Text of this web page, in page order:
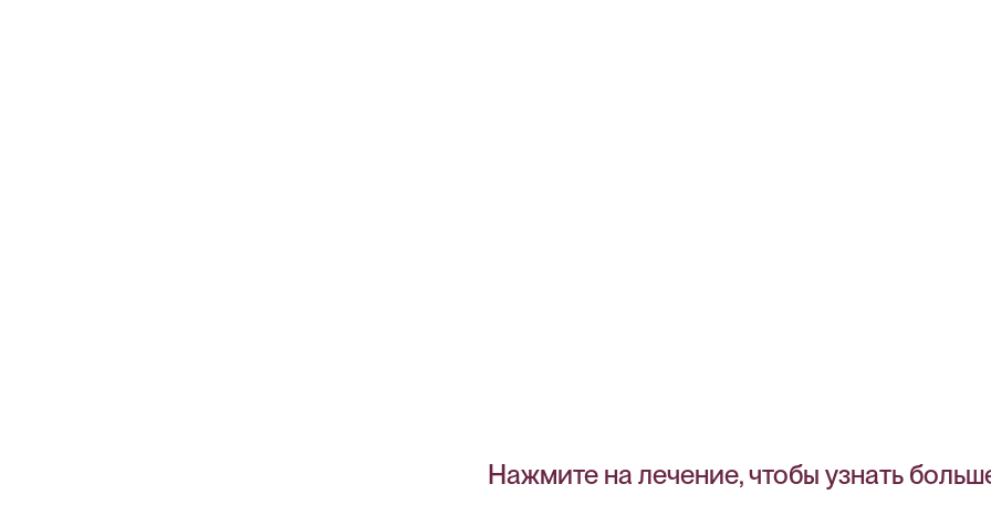
Нажмите на лечение, чтобы узнать